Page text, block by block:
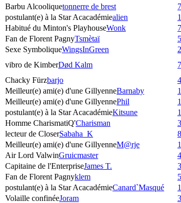
Barbu Alcooliquetonnerre de brest
postulant(e) à la Star Acacadémiealien
Habitué du Minton's PlayhouseWonk
Fan de Florent PagnyTsmètaï
Sexe SymboliqueWingsInGreen
vibro de KimberDød Kalm
Chacky Fürzbarjo
Meilleur(e) ami(e) d'une GillyenneBarnaby
Meilleur(e) ami(e) d'une GillyennePhil
postulant(e) à la Star AcacadémieKitsune
Homme CharismatiQ'Charisman
lecteur de CloserSabaha_K
Meilleur(e) ami(e) d'une GillyenneM@rje
Air Lord ValwinGruicmaster
Capitaine de l'EnterpriseJames T.
Fan de Florent Pagnyklem
postulant(e) à la Star AcacadémieCanard`Masqué
Volaille confinéeJoram